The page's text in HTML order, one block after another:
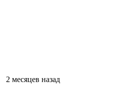
2 месяцев назад